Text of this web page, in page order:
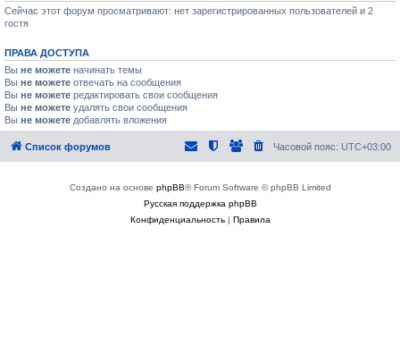
Сейчас этот форум просматривают: нет зарегистрированных пользователей и 2
гостя
ПРАВА ДОСТУПА
Вы не можете начинать темы
Вы не можете отвечать на сообщения
Вы не можете редактировать свои сообщения
Вы не можете удалять свои сообщения
Вы не можете добавлять вложения
Список форумов Часовой пояс: UTC+03:00
Создано на основе phpBB® Forum Software © phpBB Limited
Русская поддержка phpBB
Конфиденциальность| Правила